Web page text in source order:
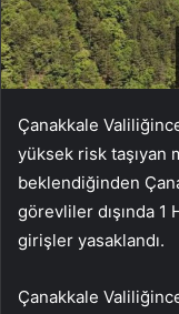
Çanakkale
yüksek risk taşıyan
beklendiğinden
görevliler dışında 1
girişler yasaklandı.
Çanakkale